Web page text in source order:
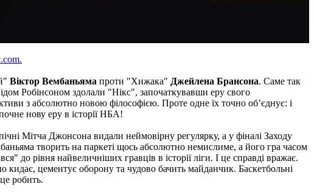
Віктор Вембаньяма проти "Хижака" Джейлена Брансона. Саме так
Робінсоном здолали "Нікс", започаткувавши еру свого
з абсолютно новою філософією. Проте одне їх точно об’єднує: і
нову еру в історії НБА!
Мітча Джонсона видали неймовірну регулярку, а у фіналі Заходу
творить на паркеті щось абсолютно немислиме, а його гра часом
до рівня найвеличніших гравців в історії ліги. І це справді вражає.
кидає, цементує оборону та чудово бачить майданчик. Баскетбольні
робить.